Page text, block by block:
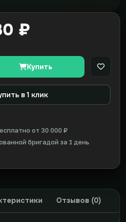
₽
Купить В
в 1 клик
от 30 000 ₽
бригадой за 1 день
Отзывов (0)